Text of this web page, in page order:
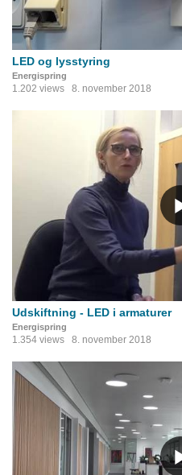
LED og lysstyring
Energispring
1.202 views 8. november 2018
Udskiftning - LED i armaturer
Energispring
1.354 views 8. november 2018